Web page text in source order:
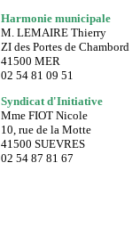
Harmonie municipale
M. LEMAIRE Thierry
ZI des Portes de Chambord
41500 MER
02 54 81 09 51
Syndicat d'Initiative
Mme FIOT Nicole
10, rue de la Motte
41500 SUEVRES
02 54 87 81 67